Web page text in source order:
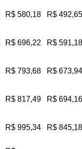
R$ 580,18 R$ 492,65
R$ 696,22 R$ 591,18
R$ 793,68 R$ 673,94
R$ 817,49 R$ 694,16
R$ 995,34 R$ 845,18